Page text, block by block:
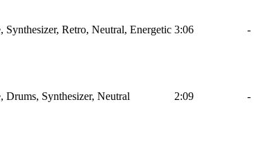
Synthesizer, Retro, Neutral, Energetic 3:06 -
Drums, Synthesizer, Neutral 2:09 -